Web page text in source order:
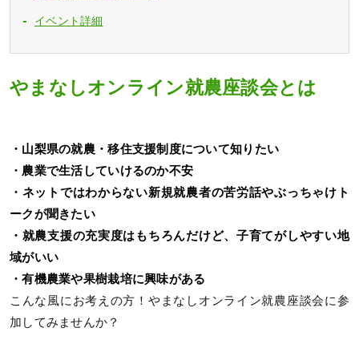
イベント詳細
やまなしオンライン就農座談会とは
・山梨県の就農・移住支援制度について知りたい
・農業で生活していけるのか不安
・ネットではわからない新規就農者の苦労話やぶっちゃけト
ークが聞きたい
・就農支援の充実度はもちろんだけど、子育てがしやすい地
域がいい
・有機農業や果樹栽培に興味がある
こんな風にお考えの方！やまなしオンライン就農座談会に参
加してみませんか？